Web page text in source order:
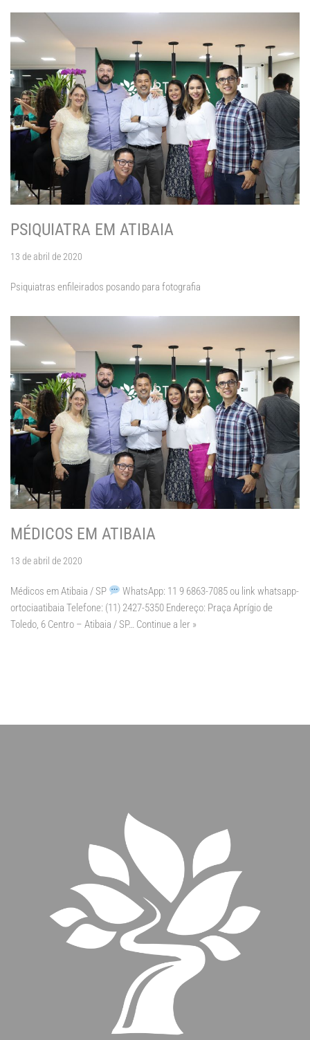
PSIQUIATRA EM ATIBAIA
13 de abril de 2020
Psiquiatras enfileirados posando para fotografia
MÉDICOS EM ATIBAIA
13 de abril de 2020
Médicos em Atibaia / SP
WhatsApp: 11 9 6863-7085 ou link whatsapp-
ortociaatibaia Telefone: (11) 2427-5350 Endereço: Praça Aprígio de
Toledo, 6 Centro – Atibaia / SP… Continue a ler »